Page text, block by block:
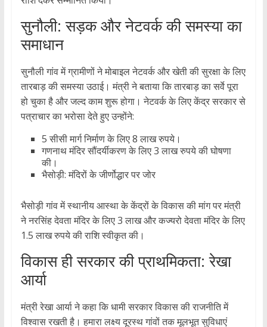
सुनौली: सड़क और नेटवर्क की समस्या का
समाधान
सुनौली गांव में ग्रामीणों ने मोबाइल नेटवर्क और खेती की सुरक्षा के लिए
तारबाड़ की समस्या उठाई। मंत्री ने बताया कि तारबाड़ का सर्वे पूरा
हो चुका है और जल्द काम शुरू होगा। नेटवर्क के लिए केंद्र सरकार से
पत्राचार का भरोसा देते हुए उन्होंने:
5 सीसी मार्ग निर्माण के लिए 8 लाख रुपये।
गणनाथ मंदिर सौंदर्यीकरण के लिए 3 लाख रुपये की घोषणा
की।
भैसोड़ी: मंदिरों के जीर्णोद्धार पर जोर
भैसोड़ी गांव में स्थानीय आस्था के केंद्रों के विकास की मांग पर मंत्री
ने नरसिंह देवता मंदिर के लिए 3 लाख और कज्यरो देवता मंदिर के लिए
1.5 लाख रुपये की राशि स्वीकृत की।
विकास ही सरकार की प्राथमिकता: रेखा
आर्या
मंत्री रेखा आर्या ने कहा कि धामी सरकार विकास की राजनीति में
विश्वास रखती है। हमारा लक्ष्य दूरस्थ गांवों तक मूलभूत सुविधाएं